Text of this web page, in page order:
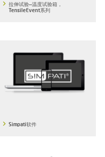
拉伸试验—温度试验箱，
TensileEvent系列
Simpati软件